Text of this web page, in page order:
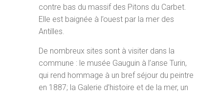
contre bas du massif des Pitons du Carbet.
Elle est baignée à l’ouest par la mer des
Antilles.
De nombreux sites sont à visiter dans la
commune : le musée Gauguin à l’anse Turin,
qui rend hommage à un bref séjour du peintre
en 1887; la Galerie d’histoire et de la mer, un